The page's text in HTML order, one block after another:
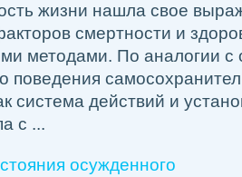
жизни нашла свое
смертности и
методами. По аналогии
поведения
система действий и
с ...
осужденного